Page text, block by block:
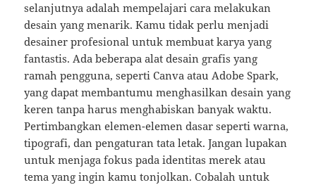
selanjutnya adalah mempelajari cara melakukan
desain yang menarik. Kamu tidak perlu menjadi
desainer profesional untuk membuat karya yang
fantastis. Ada beberapa alat desain grafis yang
ramah pengguna, seperti Canva atau Adobe Spark,
yang dapat membantumu menghasilkan desain yang
keren tanpa harus menghabiskan banyak waktu.
Pertimbangkan elemen-elemen dasar seperti warna,
tipografi, dan pengaturan tata letak. Jangan lupakan
untuk menjaga fokus pada identitas merek atau
tema yang ingin kamu tonjolkan. Cobalah untuk